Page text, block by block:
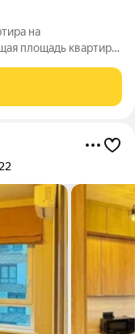
на
площадь квартиры
10-этажного